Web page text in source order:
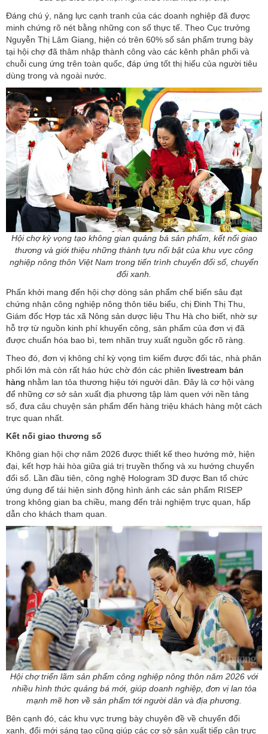
Đáng chú ý, năng lực cạnh tranh của các doanh nghiệp đã được
minh chứng rõ nét bằng những con số thực tế. Theo Cục trưởng
Nguyễn Thị Lâm Giang, hiện có trên 60% số sản phẩm trưng bày
tại hội chợ đã thâm nhập thành công vào các kênh phân phối và
chuỗi cung ứng trên toàn quốc, đáp ứng tốt thị hiếu của người tiêu
dùng trong và ngoài nước.
Hội chợ kỳ vọng tạo không gian quảng bá sản phẩm, kết nối giao
thương và giới thiệu những thành tựu nổi bật của khu vực công
nghiệp nông thôn Việt Nam trong tiến trình chuyển đổi số, chuyển
đổi xanh.
Phấn khởi mang đến hội chợ dòng sản phẩm chế biến sâu đạt
chứng nhận công nghiệp nông thôn tiêu biểu, chị Đinh Thị Thu,
Giám đốc Hợp tác xã Nông sản dược liệu Thu Hà cho biết, nhờ sự
hỗ trợ từ nguồn kinh phí khuyến công, sản phẩm của đơn vị đã
được chuẩn hóa bao bì, tem nhãn truy xuất nguồn gốc rõ ràng.
Theo đó, đơn vị không chỉ kỳ vọng tìm kiếm được đối tác, nhà phân
phối lớn mà còn rất háo hức chờ đón các phiên livestream bán
hàng nhằm lan tỏa thương hiệu tới người dân. Đây là cơ hội vàng
để những cơ sở sản xuất địa phương tập làm quen với nền tảng
số, đưa câu chuyện sản phẩm đến hàng triệu khách hàng một cách
trực quan nhất.
Kết nối giao thương số
Không gian hội chợ năm 2026 được thiết kế theo hướng mở, hiện
đại, kết hợp hài hòa giữa giá trị truyền thống và xu hướng chuyển
đổi số. Lần đầu tiên, công nghệ Hologram 3D được Ban tổ chức
ứng dụng để tái hiện sinh động hình ảnh các sản phẩm RISEP
trong không gian ba chiều, mang đến trải nghiệm trực quan, hấp
dẫn cho khách tham quan.
Hội chợ triển lãm sản phẩm công nghiệp nông thôn năm 2026 với
nhiều hình thức quảng bá mới, giúp doanh nghiệp, đơn vị lan tỏa
mạnh mẽ hơn về sản phẩm tới người dân và địa phương.
Bên cạnh đó, các khu vực trưng bày chuyên đề về chuyển đổi
xanh, đổi mới sáng tạo cũng giúp các cơ sở sản xuất tiếp cận trực